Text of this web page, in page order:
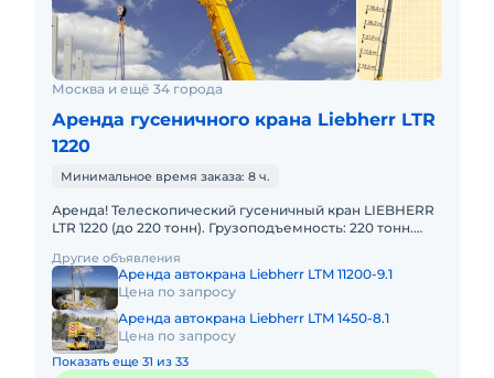
Москва и ещё 34 города
Аренда гусеничного крана Liebherr LTR
1220
Минимальное время заказа: 8 ч.
Аренда! Телескопический гусеничный кран LIEBHERR
LTR 1220 (до 220 тонн). Грузоподъемность: 220 тонн.
Другие объявления
Аренда автокрана Liebherr LTM 11200-9.1
Цена по запросу
Аренда автокрана Liebherr LTM 1450-8.1
Цена по запросу
Показать еще 31 из 33